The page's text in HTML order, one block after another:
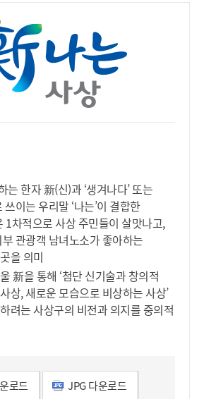
는 한자 新(신)과 ‘생겨나다’ 또는
쓰이는 우리말 ‘나는’이 결합한
1차적으로 사상 주민들이 살맛나고,
관광객 남녀노소가 좋아하는
을 의미
新을 통해 ‘첨단 신기술과 창의적
상, 새로운 모습으로 비상하는 사상’
려는 사상구의 비전과 의지를 중의적
로드 JPG 다운로드